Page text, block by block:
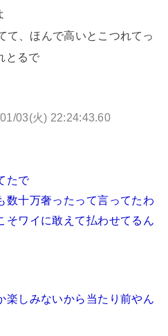
て、ほんで高いとこつれてっ
とるで
03(火) 22:24:43.60
たで
数十万奢ったって言ってたわ
そワイに敢えて払わせてるん
楽しみないから当たり前やん